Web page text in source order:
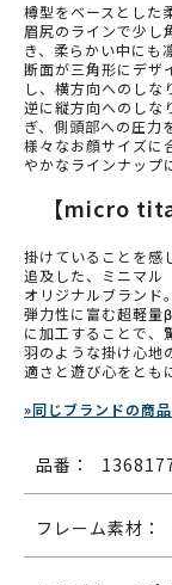
樽型をベースとした
眉尻のラインで少し
き、柔らかい中にも
断面が三角形にデザ
し、横方向へのしな
逆に縦方向へのしな
ぎ、側頭部への圧力
様々なお顔サイズに
やかなラインナップ
【micro
掛けていることを感
追及した、ミニマル
オリジナルブランド。
弾力性に富む超軽量
に加工することで、
羽のような掛け心
適さと遊び心をとも
»同じブランドの商品
品番：
フレーム素材：